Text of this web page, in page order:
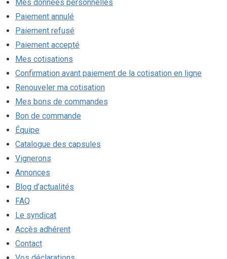
Mes données personnelles
Paiement annulé
Paiement refusé
Paiement accepté
Mes cotisations
Confirmation avant paiement de la cotisation en ligne
Renouveler ma cotisation
Mes bons de commandes
Bon de commande
Équipe
Catalogue des capsules
Vignerons
Annonces
Blog d’actualités
FAQ
Le syndicat
Accès adhérent
Contact